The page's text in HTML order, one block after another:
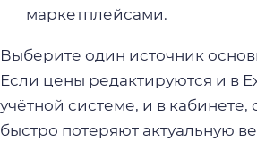
маркетплейсами.
Выберите один источник
Если цены редактируются и в
учётной системе, и в кабинете,
быстро потеряют актуальную